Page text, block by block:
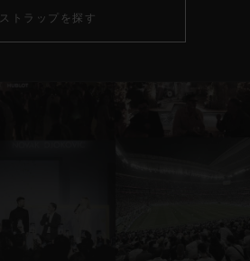
ストラップを探す